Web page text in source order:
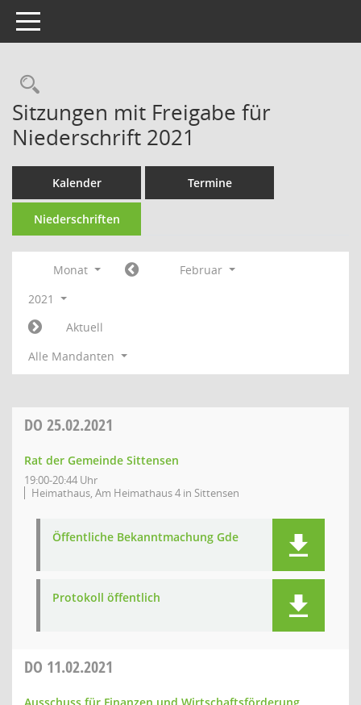
Toggle navigation
Rechercheauswahl
Sitzungen mit Freigabe für
Niederschrift 2021
Kalender Termine
Niederschriften
Monat
Februar
2021
Aktuell
Alle Mandanten
DO 25.02.2021
Rat der Gemeinde Sittensen
19:00-20:44 Uhr
Heimathaus, Am Heimathaus 4 in Sittensen
Öffentliche Bekanntmachung Gde
Protokoll öffentlich
DO 11.02.2021